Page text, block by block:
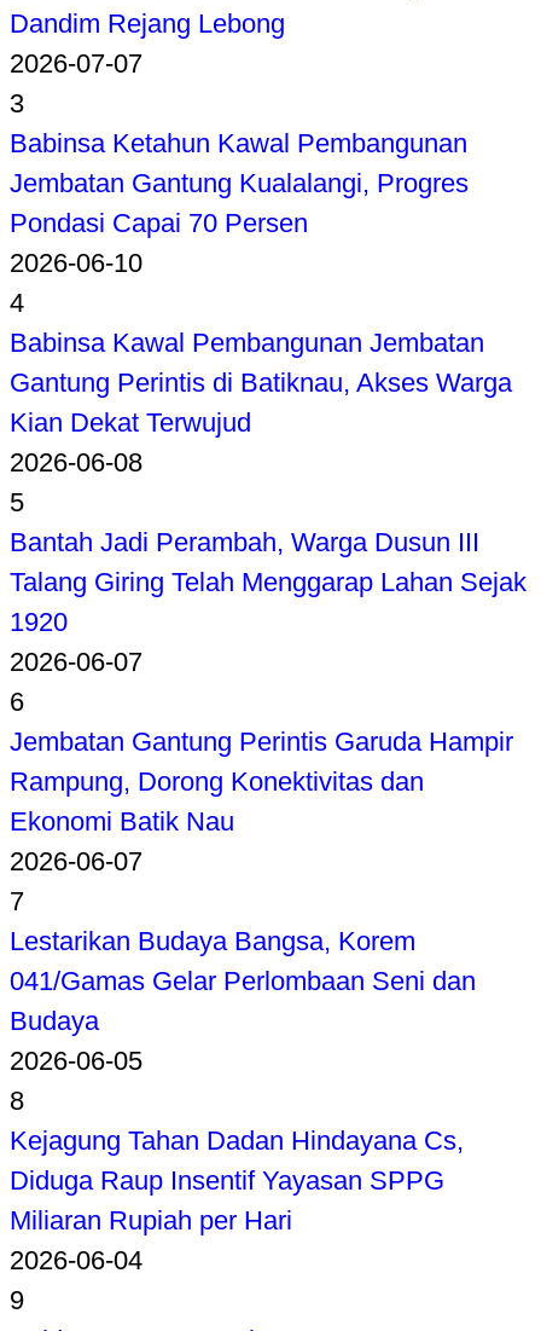
Dandim Rejang Lebong
2026-07-07
3
Babinsa Ketahun Kawal Pembangunan
Jembatan Gantung Kualalangi, Progres
Pondasi Capai 70 Persen
2026-06-10
4
Babinsa Kawal Pembangunan Jembatan
Gantung Perintis di Batiknau, Akses Warga
Kian Dekat Terwujud
2026-06-08
5
Bantah Jadi Perambah, Warga Dusun III
Talang Giring Telah Menggarap Lahan Sejak
1920
2026-06-07
6
Jembatan Gantung Perintis Garuda Hampir
Rampung, Dorong Konektivitas dan
Ekonomi Batik Nau
2026-06-07
7
Lestarikan Budaya Bangsa, Korem
041/Gamas Gelar Perlombaan Seni dan
Budaya
2026-06-05
8
Kejagung Tahan Dadan Hindayana Cs,
Diduga Raup Insentif Yayasan SPPG
Miliaran Rupiah per Hari
2026-06-04
9